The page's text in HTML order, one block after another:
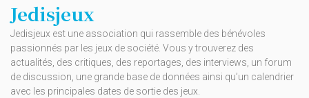
Jedisjeux
Jedisjeux est une association qui rassemble des bénévoles
passionnés par les jeux de société. Vous y trouverez des
actualités, des critiques, des reportages, des interviews, un forum
de discussion, une grande base de données ainsi qu’un calendrier
avec les principales dates de sortie des jeux.